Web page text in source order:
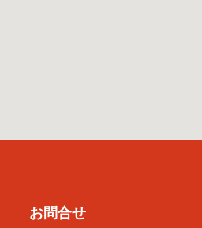
お問合せ